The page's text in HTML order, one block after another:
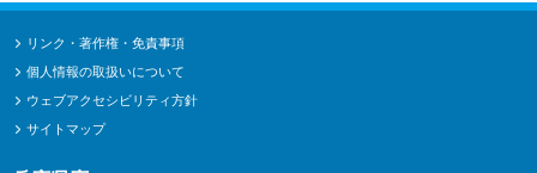
リンク・著作権・免責事項
個人情報の取扱いについて
ウェブアクセシビリティ方針
サイトマップ